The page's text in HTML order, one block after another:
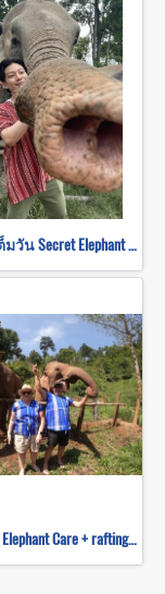
เลี้ยงช้างเต็มวัน Secret Elephant Sanctuary
Full-day Trip Elephant Care + rafting and Mokfah waterfall Program C (No ridding)